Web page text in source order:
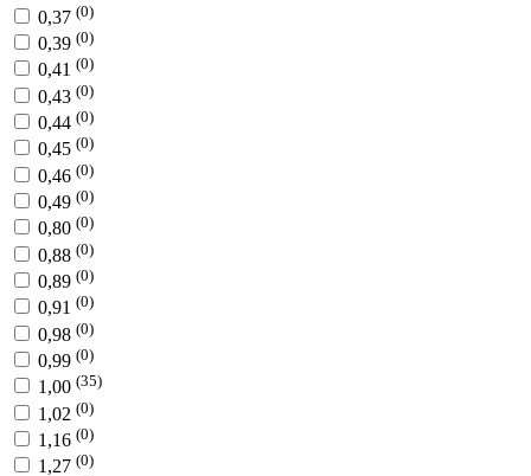
0,37 (0)
0,39 (0)
0,41 (0)
0,43 (0)
0,44 (0)
0,45 (0)
0,46 (0)
0,49 (0)
0,80 (0)
0,88 (0)
0,89 (0)
0,91 (0)
0,98 (0)
0,99 (0)
1,00 (35)
1,02 (0)
1,16 (0)
1,27 (0)